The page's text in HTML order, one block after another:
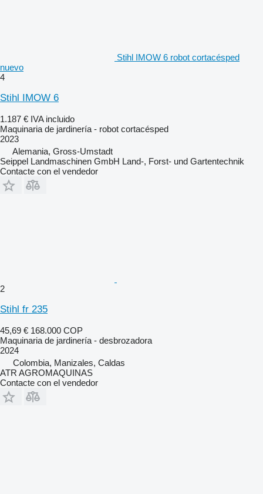
Stihl IMOW 6 robot cortacésped
nuevo
4
Stihl IMOW 6
1.187 € IVA incluido
Maquinaria de jardinería - robot cortacésped
2023
Alemania, Gross-Umstadt
Seippel Landmaschinen GmbH Land-, Forst- und Gartentechnik
Contacte con el vendedor
2
Stihl fr 235
45,69 € 168.000 COP
Maquinaria de jardinería - desbrozadora
2024
Colombia, Manizales, Caldas
ATR AGROMAQUINAS
Contacte con el vendedor